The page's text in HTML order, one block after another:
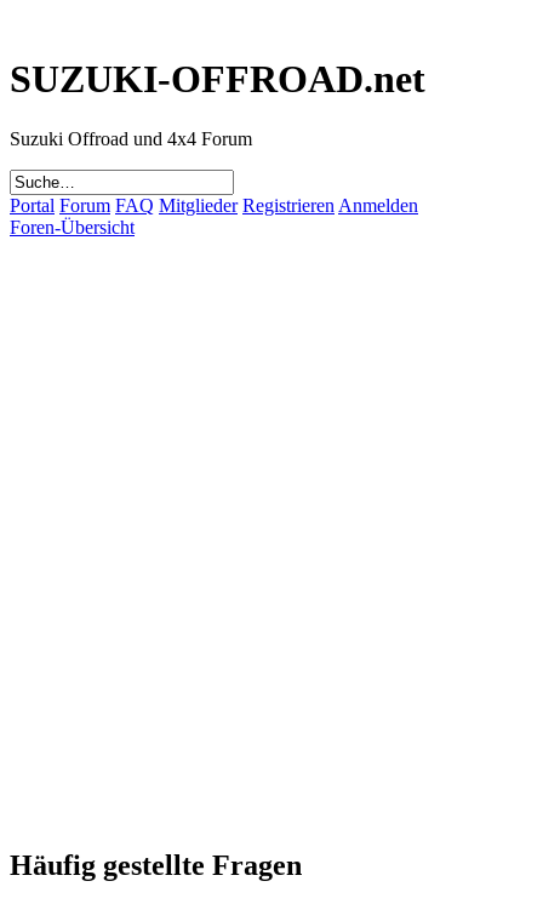
SUZUKI-OFFROAD.net
Suzuki Offroad und 4x4 Forum
Portal Forum FAQ Mitglieder Registrieren Anmelden
Foren-Übersicht
Häufig gestellte Fragen